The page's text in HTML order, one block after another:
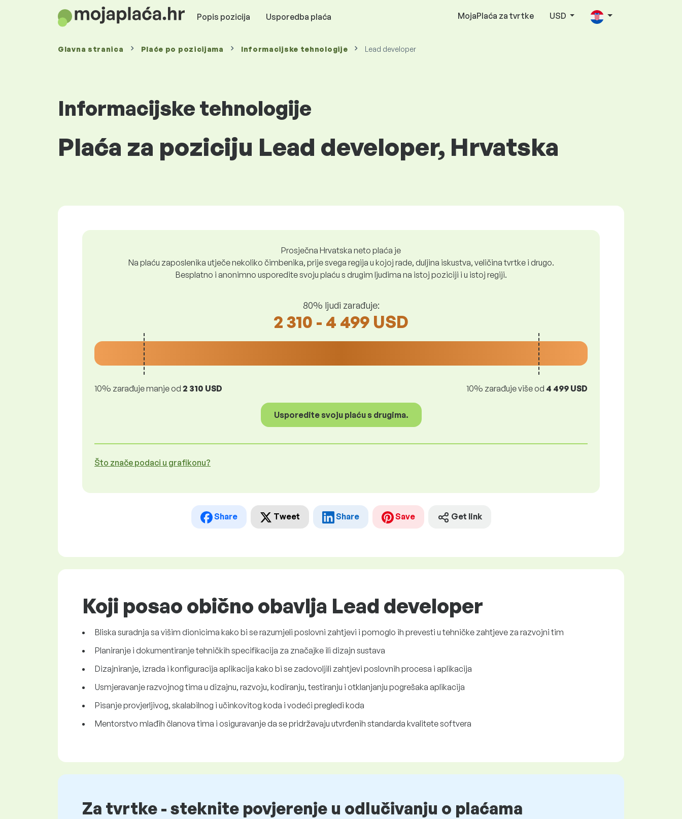
Popis pozicija Usporedba plaća MojaPlaća za tvrtke USD
Glavna stranica Plaće po pozicijama Informacijske tehnologije Lead developer
Informacijske tehnologije
Plaća za poziciju Lead developer, Hrvatska
Prosječna Hrvatska neto plaća je
Na plaću zaposlenika utječe nekoliko čimbenika, prije svega regija u kojoj rade, duljina iskustva, veličina tvrtke i drugo.
Besplatno i anonimno usporedite svoju plaću s drugim ljudima na istoj poziciji i u istoj regiji.
80% ljudi zarađuje:
2 310 - 4 499 USD
10% zarađuje manje od 2 310 USD 10% zarađuje više od 4 499 USD
Usporedite svoju plaću s drugima.
Što znače podaci u grafikonu?
Share Tweet Share Save Get link
Koji posao obično obavlja Lead developer
Bliska suradnja sa višim dionicima kako bi se razumjeli poslovni zahtjevi i pomoglo ih prevesti u tehničke zahtjeve za razvojni tim
Planiranje i dokumentiranje tehničkih specifikacija za značajke ili dizajn sustava
Dizajniranje, izrada i konfiguracija aplikacija kako bi se zadovoljili zahtjevi poslovnih procesa i aplikacija
Usmjeravanje razvojnog tima u dizajnu, razvoju, kodiranju, testiranju i otklanjanju pogrešaka aplikacija
Pisanje provjerljivog, skalabilnog i učinkovitog koda i vodeći pregledi koda
Mentorstvo mlađih članova tima i osiguravanje da se pridržavaju utvrđenih standarda kvalitete softvera
Za tvrtke - steknite povjerenje u odlučivanju o plaćama